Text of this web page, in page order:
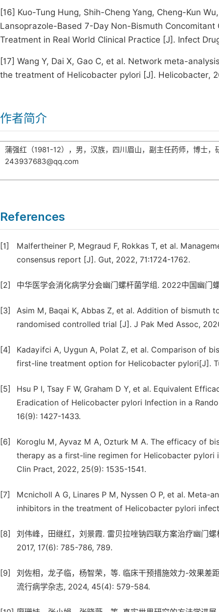
[16] Kuo-Tung Hung, Shih-Cheng Yang, Cheng-Kun
Lansoprazole-Based 7-Day Non-Bismuth
Treatment in Real World Clinical Practice [J]. Infect
[17] Wang Y, Dai X, Gao C, et al. Network meta-
the treatment of Helicobacter pylori [J]. Helicobacter,
作者简介
蒲强红（1981-12），男，汉族，四川眉山，副主任药师，博士
243937683@qq.com
References
[1]
Malfertheiner P, Megraud F, Rokkas T, et al.
consensus report [J]. Gut, 2022, 71:1724-1762.
[2] 中华医学会消化病学分会幽门螺杆菌学组. 2022中国幽
[3]
Asim M, Baqai K, Abbas Z, et al. Addition of
randomised controlled trial [J]. J Pak Med Assoc,
[4]
Kadayifci A, Uygun A, Polat Z, et al. Comparison of
first-line treatment option for Helicobacter pylori[J].
[5]
Hsu P I, Tsay F W, Graham D Y, et al. Equivalent
Eradication of Helicobacter pylori Infection in a
16(9): 1427-1433.
[6]
Koroglu M, Ayvaz M A, Ozturk M A. The efficacy of
therapy as a first-line regimen for Helicobacter
Clin Pract, 2022, 25(9): 1535-1541.
[7]
Mcnicholl A G, Linares P M, Nyssen O P, et al.
inhibitors in the treatment of Helicobacter pylori
[8]
刘伟峰，田继红，刘景霞. 雷贝拉唑钠四联方案治疗幽门
2017, 17(6): 785-786, 789.
[9]
刘佐相，龙子临，杨智荣，等. 临床干预措施效力-效果差
流行病学杂志, 2024, 45(4): 579-584.